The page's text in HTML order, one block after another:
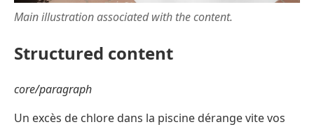
Main illustration associated with the content.
Structured content
core/paragraph
Un excès de chlore dans la piscine dérange vite vos